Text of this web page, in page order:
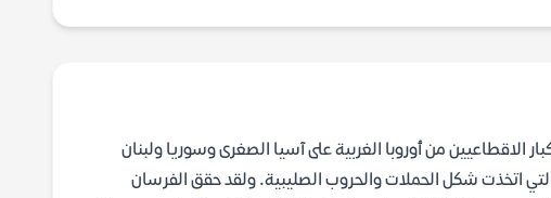
الاقطاعيين من أوروبا الغربية على آسيا الصغرى وسوريا ولبنان
اتخذت شكل الحملات والحروب الصليبية. ولقد حقق الفرسان